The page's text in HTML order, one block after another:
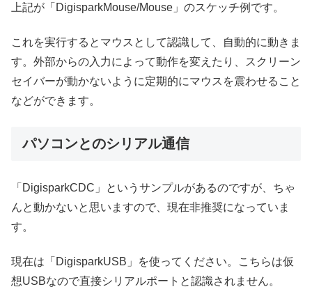
上記が「DigisparkMouse/Mouse」のスケッチ例です。
これを実行するとマウスとして認識して、自動的に動きま
す。外部からの入力によって動作を変えたり、スクリーン
セイバーが動かないように定期的にマウスを震わせること
などができます。
パソコンとのシリアル通信
「DigisparkCDC」というサンプルがあるのですが、ちゃ
んと動かないと思いますので、現在非推奨になっていま
す。
現在は「DigisparkUSB」を使ってください。こちらは仮
想USBなので直接シリアルポートと認識されません。